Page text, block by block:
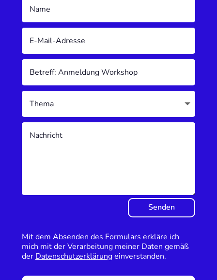
Senden
Mit dem Absenden des Formulars erkläre ich
mich mit der Verarbeitung meiner Daten gemäß
der Datenschutzerklärungeinverstanden.